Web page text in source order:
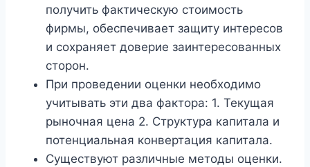
получить фактическую стоимость
фирмы, обеспечивает защиту интересов
и сохраняет доверие заинтересованных
сторон.
При проведении оценки необходимо
учитывать эти два фактора: 1. Текущая
рыночная цена 2. Структура капитала и
потенциальная конвертация капитала.
Существуют различные методы оценки.